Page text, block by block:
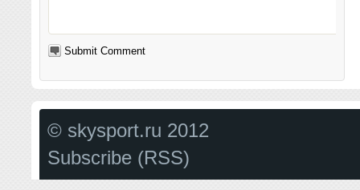
© skysport.ru 2012
Subscribe (RSS)